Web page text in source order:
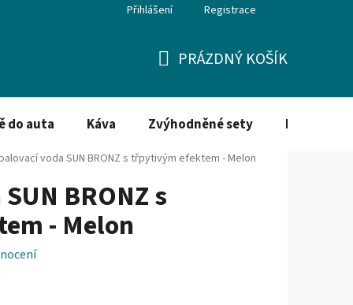
Přihlášení Registrace
KOŠÍK
PRÁZDNÝ KOŠÍK
do auta Káva Zvýhodněné sety Dezinfekce
voda SUN BRONZ s třpytivým efektem - Melon
BRONZ s
- Melon